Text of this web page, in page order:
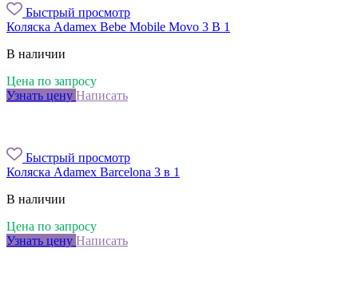
Быстрый просмотр
Коляска Adamex Bebe Mobile Movo 3 В 1
В наличии
Цена по запросу
Узнать цену Написать
Быстрый просмотр
Коляска Adamex Barcelona 3 в 1
В наличии
Цена по запросу
Узнать цену Написать